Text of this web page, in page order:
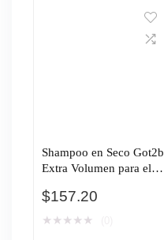
Shampoo en Seco Got2b
Extra Volumen para el
$157.20
★ ★ ★ ★ ★